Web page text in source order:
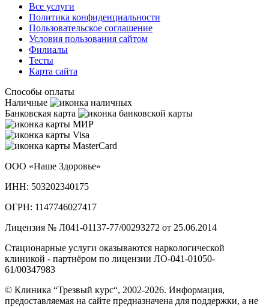
Все услуги
Политика конфиденциальности
Пользовательское cоглашение
Условия пользования сайтом
Филиалы
Тесты
Карта сайта
Способы оплаты
Наличные
Банковская карта
ООО «Наше Здоровье»
ИНН: 503202340175
ОГРН: 1147746027417
Лицензия № Л041-01137-77/00293272 от 25.06.2014
Стационарные услуги оказываются наркологической
клиникой - партнёром по лицензии ЛО-041-01050-
61/00347983
© Клиника “Трезвый курс“, 2002-2026. Информация,
предоставляемая на сайте предназначена для поддержки, а не